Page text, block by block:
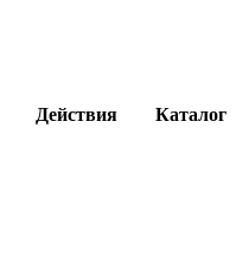
Действия Каталог